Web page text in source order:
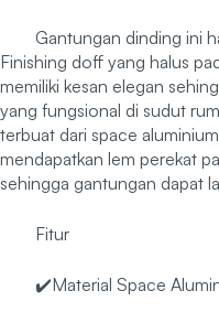
Gantungan dinding ini
Finishing doff yang halus
memiliki kesan elegan
yang fungsional di sudut
terbuat dari space
mendapatkan lem perekat
sehingga gantungan dapat
Fitur
✔️Material Space